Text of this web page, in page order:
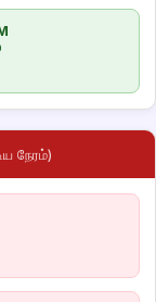
நேரம்)